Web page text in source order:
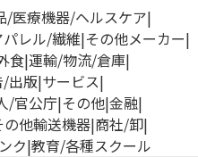
/医療機器/ヘルスケア
パレル/繊維 その他メーカー
食 運輸/物流/倉庫
/出版 サービス
/官公庁 その他 金融
他輸送機器 商社/卸
ク 教育/各種スクール